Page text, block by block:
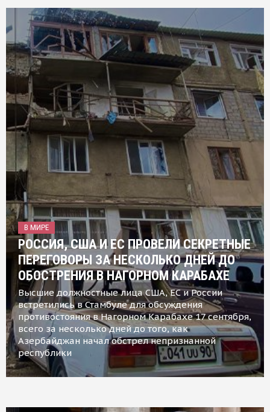
В МИРЕ
РОССИЯ, США И ЕС ПРОВЕЛИ СЕКРЕТНЫЕ
ПЕРЕГОВОРЫ ЗА НЕСКОЛЬКО ДНЕЙ ДО
ОБОСТРЕНИЯ В НАГОРНОМ КАРАБАХЕ
Высшие должностные лица США, ЕС и России
встретились в Стамбуле для обсуждения
противостояния в Нагорном Карабахе 17 сентября,
всего за несколько дней до того, как
Азербайджан начал обстрел непризнанной
республики